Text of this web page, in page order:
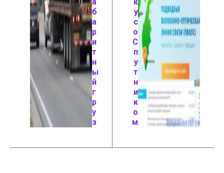
а
б
а
р
и
т
н
ы
й
г
р
у
з
к
у
с
о
С
п
у
т
н
и
к
о
м